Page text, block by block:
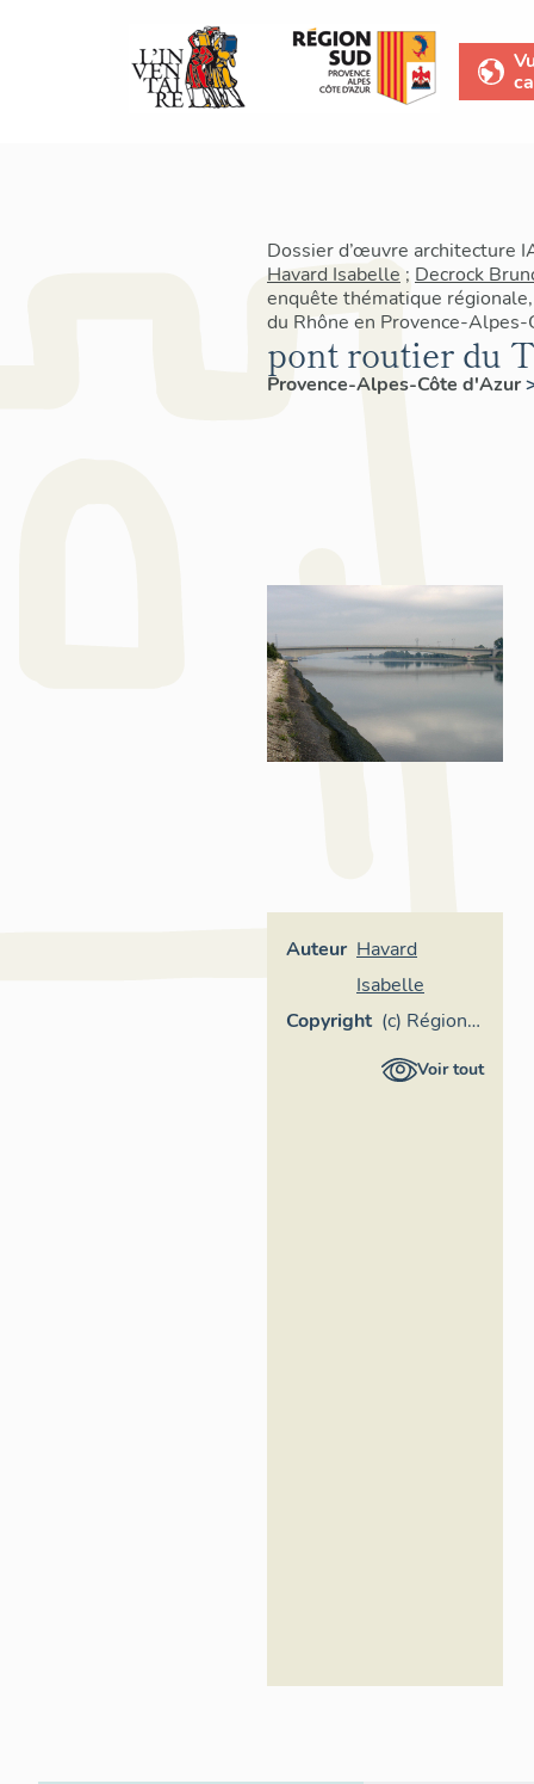
Dossier d’œuvre architecture
Havard Isabelle ; Decrock
enquête thématique
du Rhône en Provence-
pont routier du
Provence-Alpes-Côte d'Azur
Auteur Havard
Isabelle
Copyright (c) Région
Provence-
Voir tout